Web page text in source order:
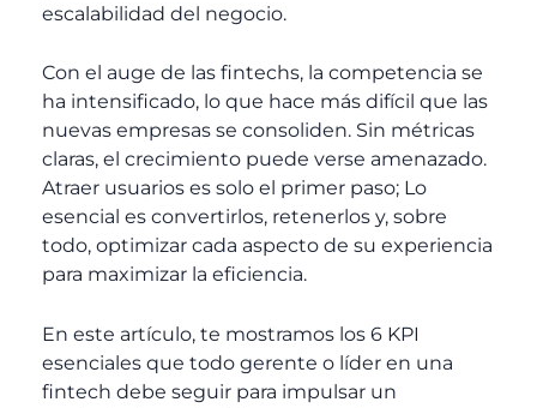
escalabilidad del negocio.
Con el auge de las fintechs, la competencia se
ha intensificado, lo que hace más difícil que las
nuevas empresas se consoliden. Sin métricas
claras, el crecimiento puede verse amenazado.
Atraer usuarios es solo el primer paso; Lo
esencial es convertirlos, retenerlos y, sobre
todo, optimizar cada aspecto de su experiencia
para maximizar la eficiencia.
En este artículo, te mostramos los 6 KPI
esenciales que todo gerente o líder en una
fintech debe seguir para impulsar un